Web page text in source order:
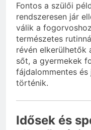
Fontos a szülői
rendszeresen jár
válik a
természetes
révén elkerülhetők
sőt, a gyermekek
fájdalommentes
történik.
Idősek és